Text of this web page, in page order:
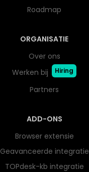
Roadmap
ORGANISATIE
Over ons
Werken bij
Hiring
Partners
ADD-ONS
Browser extensie
Geavanceerde integratie
TOPdesk-kb integratie